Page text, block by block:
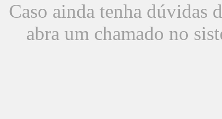
Caso ainda tenha dúvidas
abra um chamado no